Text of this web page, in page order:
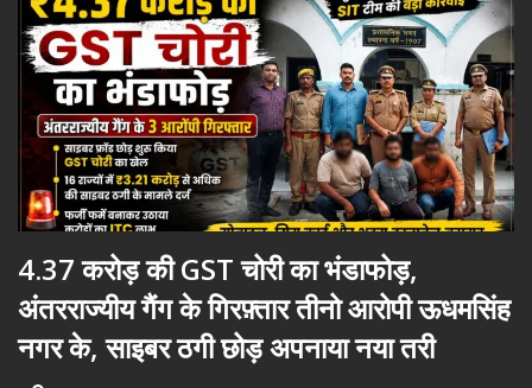
4.37 करोड़ की GST चोरी का भंडाफोड़,
अंतरराज्यीय गैंग के गिरफ़्तार तीनो आरोपी ऊधमसिंह
नगर के, साइबर ठगी छोड़ अपनाया नया तरी